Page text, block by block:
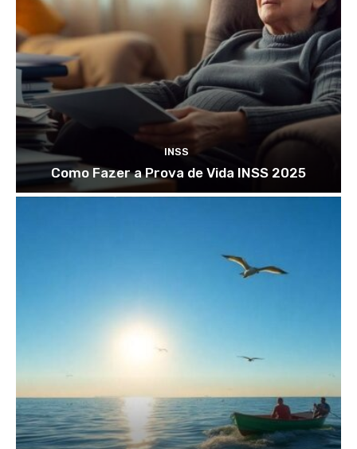
INSS
Como Fazer a Prova de Vida INSS 2025